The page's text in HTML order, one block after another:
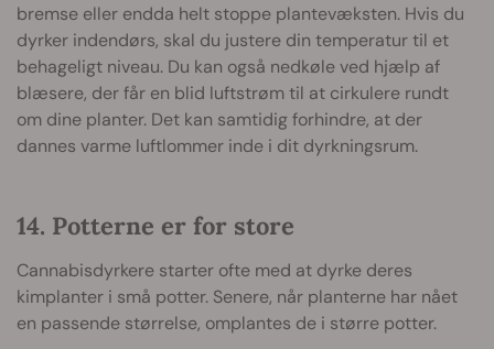
bremse eller endda helt stoppe plantevæksten. Hvis du
dyrker indendørs, skal du justere din temperatur til et
behageligt niveau. Du kan også nedkøle ved hjælp af
blæsere, der får en blid luftstrøm til at cirkulere rundt
om dine planter. Det kan samtidig forhindre, at der
dannes varme luftlommer inde i dit dyrkningsrum.
14. Potterne er for store
Cannabisdyrkere starter ofte med at dyrke deres
kimplanter i små potter. Senere, når planterne har nået
en passende størrelse, omplantes de i større potter.